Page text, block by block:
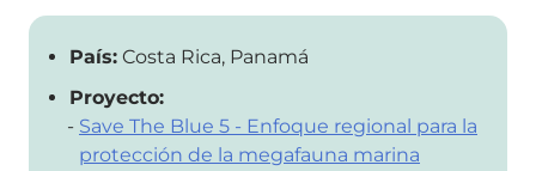
País: Costa Rica, Panamá
Proyecto:
Save The Blue 5 - Enfoque regional para la
protección de la megafauna marina